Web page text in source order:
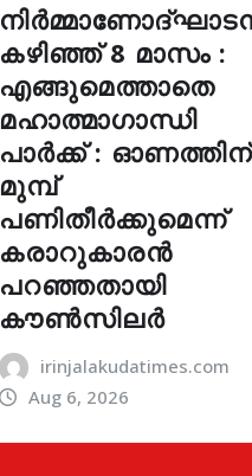
കഴിഞ്ഞ് 8 മാസം :
എങ്ങുമെത്താതെ
മഹാത്മാഗാന്ധി
പാർക്ക് : ഓണത്തിന്
മുമ്പ്
പണിതീർക്കുമെന്ന്
കരാറുകാരൻ
പറഞ്ഞതായി
കൗൺസിലർ
irinjalakudatimes.com
Aug 6, 2026